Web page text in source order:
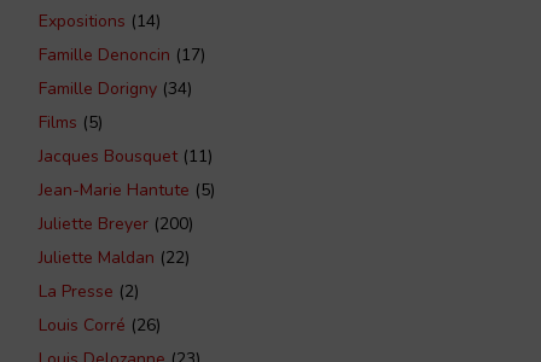
Expositions (14)
Famille Denoncin (17)
Famille Dorigny (34)
Films (5)
Jacques Bousquet(11)
Jean-Marie Hantute (5)
Juliette Breyer (200)
Juliette Maldan (22)
La Presse (2)
Louis Corré (26)